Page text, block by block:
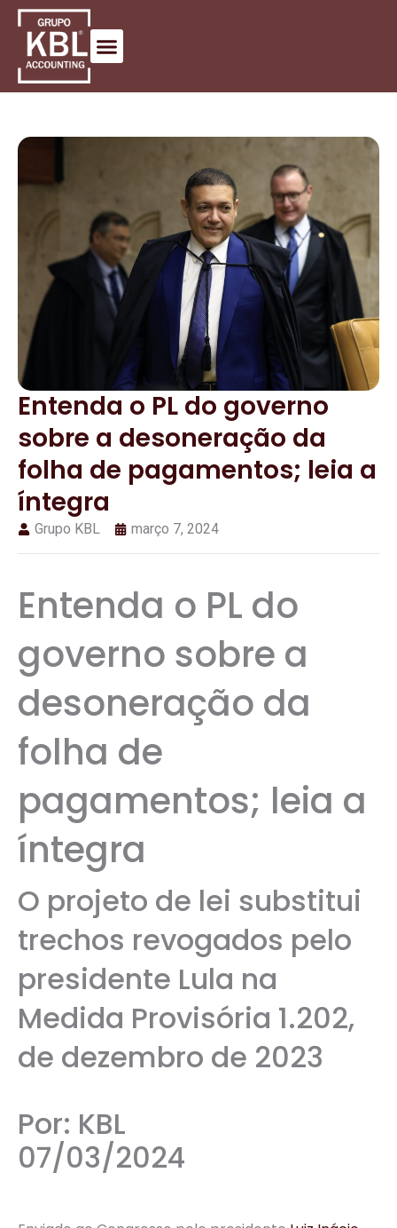
Entenda o PL do governo
sobre a desoneração da
folha de pagamentos; leia a
íntegra
Grupo KBL março 7, 2024
Entenda o PL do
governo sobre a
desoneração da
folha de
pagamentos; leia a
íntegra
O projeto de lei substitui
trechos revogados pelo
presidente Lula na
Medida Provisória 1.202,
de dezembro de 2023
Por: KBL
07/03/2024